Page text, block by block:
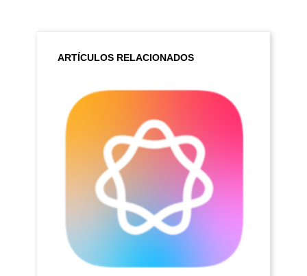
ARTÍCULOS RELACIONADOS